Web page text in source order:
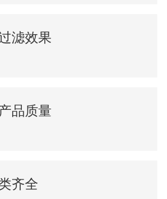
滤效果
品质量
齐全